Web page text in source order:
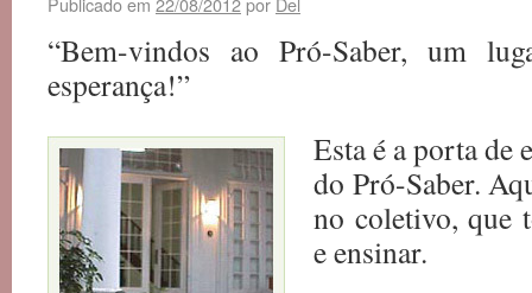
“Bem-vindos ao Pró-Saber, um
esperança!”
Esta é a porta de
do Pró-Saber.
no coletivo, que
e ensinar.